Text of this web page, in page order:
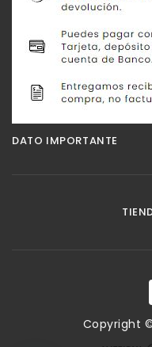
DATO IMPORTANTE
Copyright